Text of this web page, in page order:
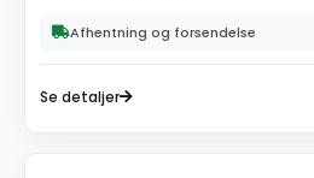
Afhentning og forsendelse
Se detaljer